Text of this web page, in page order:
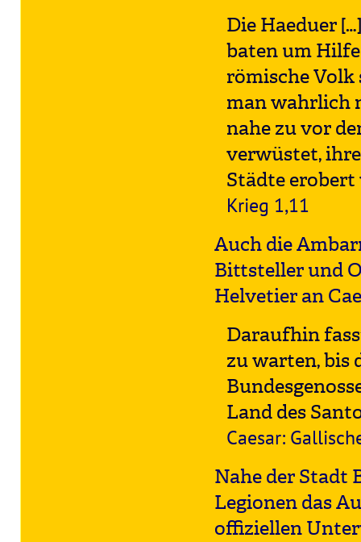
Die Haeduer
baten um
römische Volk
man wahrlich
nahe zu vor
verwüstet,
Städte
Krieg 1,11
Auch die
Bittsteller und
Helvetier an
Daraufhin
zu warten, bis
Land des
Caesar:
Nahe der Stadt
Legionen das
offiziellen